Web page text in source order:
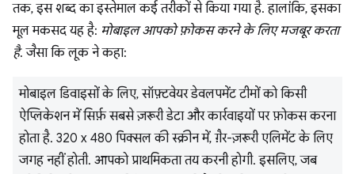
तक, इस शब्द का इस्तेमाल कई तरीकों से किया गया है. हालांकि, इसका
मूल मकसद यह है: मोबाइल आपको फ़ोकस करने के लिए मजबूर करता
है. जैसा कि लूक ने कहा:
मोबाइल डिवाइसों के लिए, सॉफ़्टवेयर डेवलपमेंट टीमों को किसी
ऐप्लिकेशन में सिर्फ़ सबसे ज़रूरी डेटा और कार्रवाइयों पर फ़ोकस करना
होता है. 320 x 480 पिक्सल की स्क्रीन में, ग़ैर-ज़रूरी एलिमेंट के लिए
जगह नहीं होती. आपको प्राथमिकता तय करनी होगी. इसलिए, जब